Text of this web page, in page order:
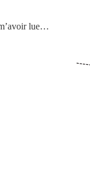
lue…